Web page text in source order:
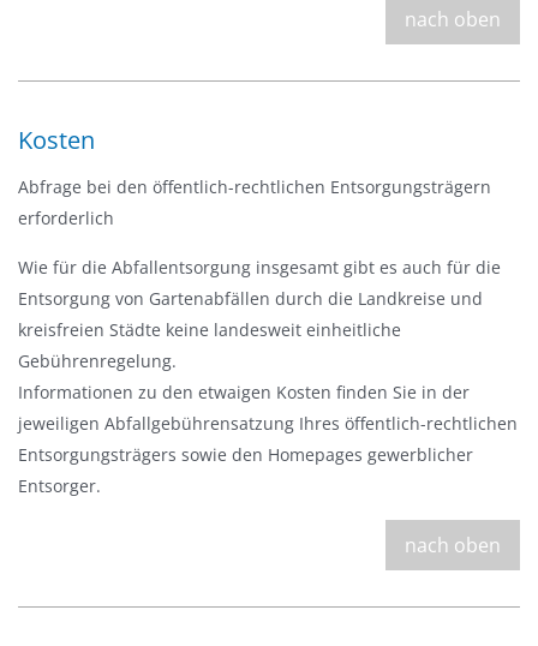
nach oben
Kosten
Abfrage bei den öffentlich-rechtlichen Entsorgungsträgern
erforderlich
Wie für die Abfallentsorgung insgesamt gibt es auch für die
Entsorgung von Gartenabfällen durch die Landkreise und
kreisfreien Städte keine landesweit einheitliche
Gebührenregelung.
Informationen zu den etwaigen Kosten finden Sie in der
jeweiligen Abfallgebührensatzung Ihres öffentlich-rechtlichen
Entsorgungsträgers sowie den Homepages gewerblicher
Entsorger.
nach oben